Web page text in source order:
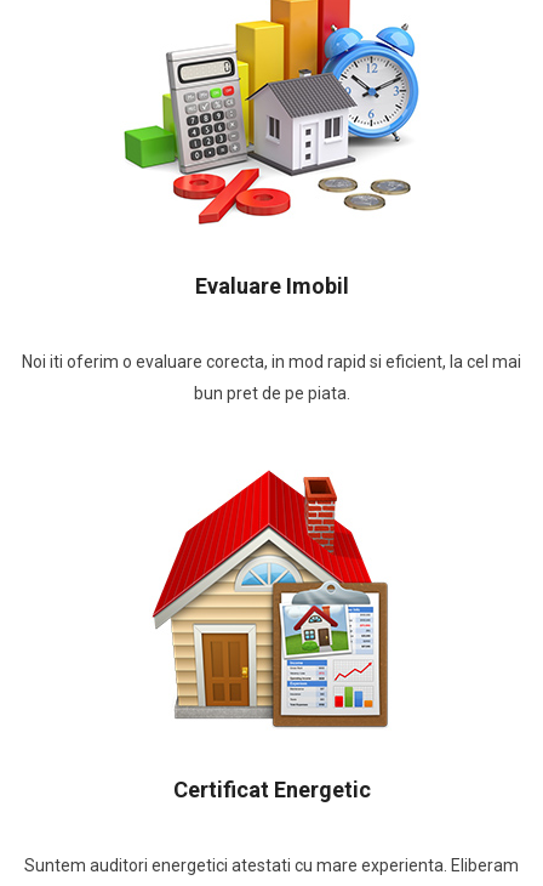
Evaluare Imobil
Noi iti oferim o evaluare corecta, in mod rapid si eficient, la cel mai
bun pret de pe piata.
Certificat Energetic
Suntem auditori energetici atestati cu mare experienta. Eliberam